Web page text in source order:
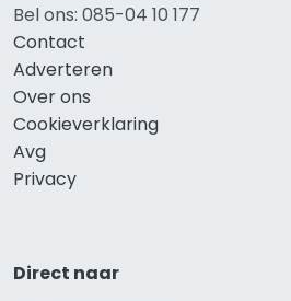
Bel ons: 085-04 10 177
Contact
Adverteren
Over ons
Cookieverklaring
Avg
Privacy
Direct naar